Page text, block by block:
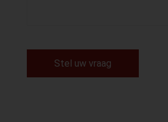
Stel uw vraag